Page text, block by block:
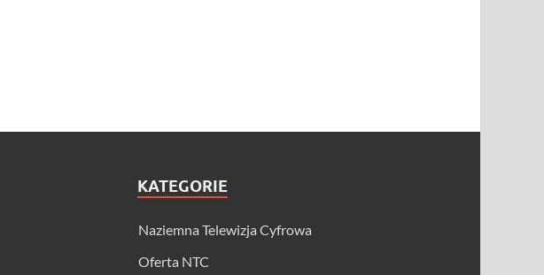
KATEGORIE
Naziemna Telewizja Cyfrowa
Oferta NTC